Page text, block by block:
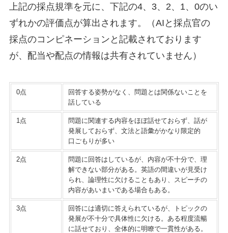
上記の採点規準を元に、下記の4、3、2、1、0のい
ずれかの評価点が算出されます。（AIと採点官の
採点のコンピネーションと記載されております
が、配当や配点の情報は共有されていません）
0点
回答する姿勢がなく、問題とは関係ないことを
話している
1点
問題に関連する内容をほぼ話せておらず、話が
発展しておらず、文法と語彙がかなり限定的
口ごもりが多い
2点
問題に回答はしているが、内容が不十分で、理
解できない部分がある。英語の間違いが見受け
られ、論理性に欠けることもあり、スピーチの
内容があいまいである場合もある。
3点
回答には適切に答えられているが、トピックの
発展が不十分で具体性に欠ける。ある程度流暢
に話せており、全体的に明瞭で一貫性がある。